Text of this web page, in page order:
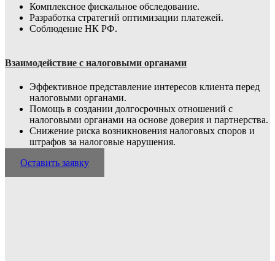
Комплексное фискальное обследование.
Разработка стратегий оптимизации платежей.
Соблюдение НК РФ.
Взаимодействие с налоговыми органами
Эффективное представление интересов клиента перед
налоговыми органами.
Помощь в создании долгосрочных отношений с
налоговыми органами на основе доверия и партнерства.
Снижение риска возникновения налоговых споров и
штрафов за налоговые нарушения.
Оставить заявку